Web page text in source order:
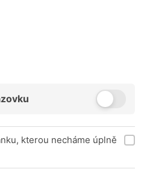
kterou necháme úplně